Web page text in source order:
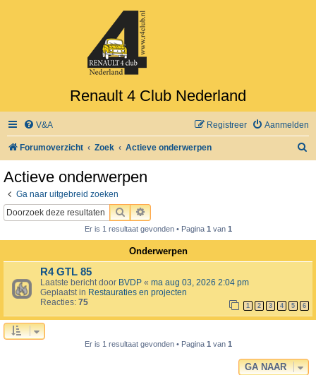
Renault 4 Club Nederland
V&A Aanmelden
Registreer
Forumoverzicht Zoek Actieve onderwerpen
Actieve onderwerpen
Ga naar uitgebreid zoeken
ZOEKUITGEBREID ZOEKEN
Er is 1 resultaat gevonden • Pagina 1van 1
Onderwerpen
R4 GTL 85
Laatste bericht door BVDP « ma aug 03, 2026 2:04 pm
Geplaatst in Restauraties en projecten
Reacties: 75 1 2 3 4 5 6
Er is 1 resultaat gevonden • Pagina 1van 1
GA NAAR